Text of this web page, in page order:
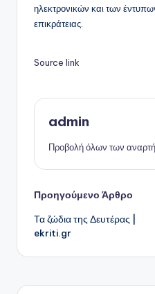
ηλεκτρονικών και των
επικράτειας.
Source link
admin
Προβολή όλων των
Πλοήγηση
Προηγούμενο Άρθρο
Τα ζώδια της Δευτέρας |
ekriti.gr